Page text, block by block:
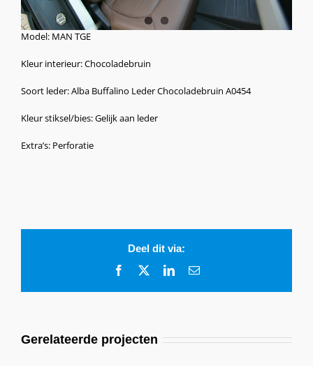
Model: MAN TGE
Kleur interieur: Chocoladebruin
Soort leder: Alba Buffalino Leder Chocoladebruin A0454
Kleur stiksel/bies: Gelijk aan leder
Extra’s: Perforatie
Deel dit via:
Facebook LinkedIn
E-
Gerelateerde projecten